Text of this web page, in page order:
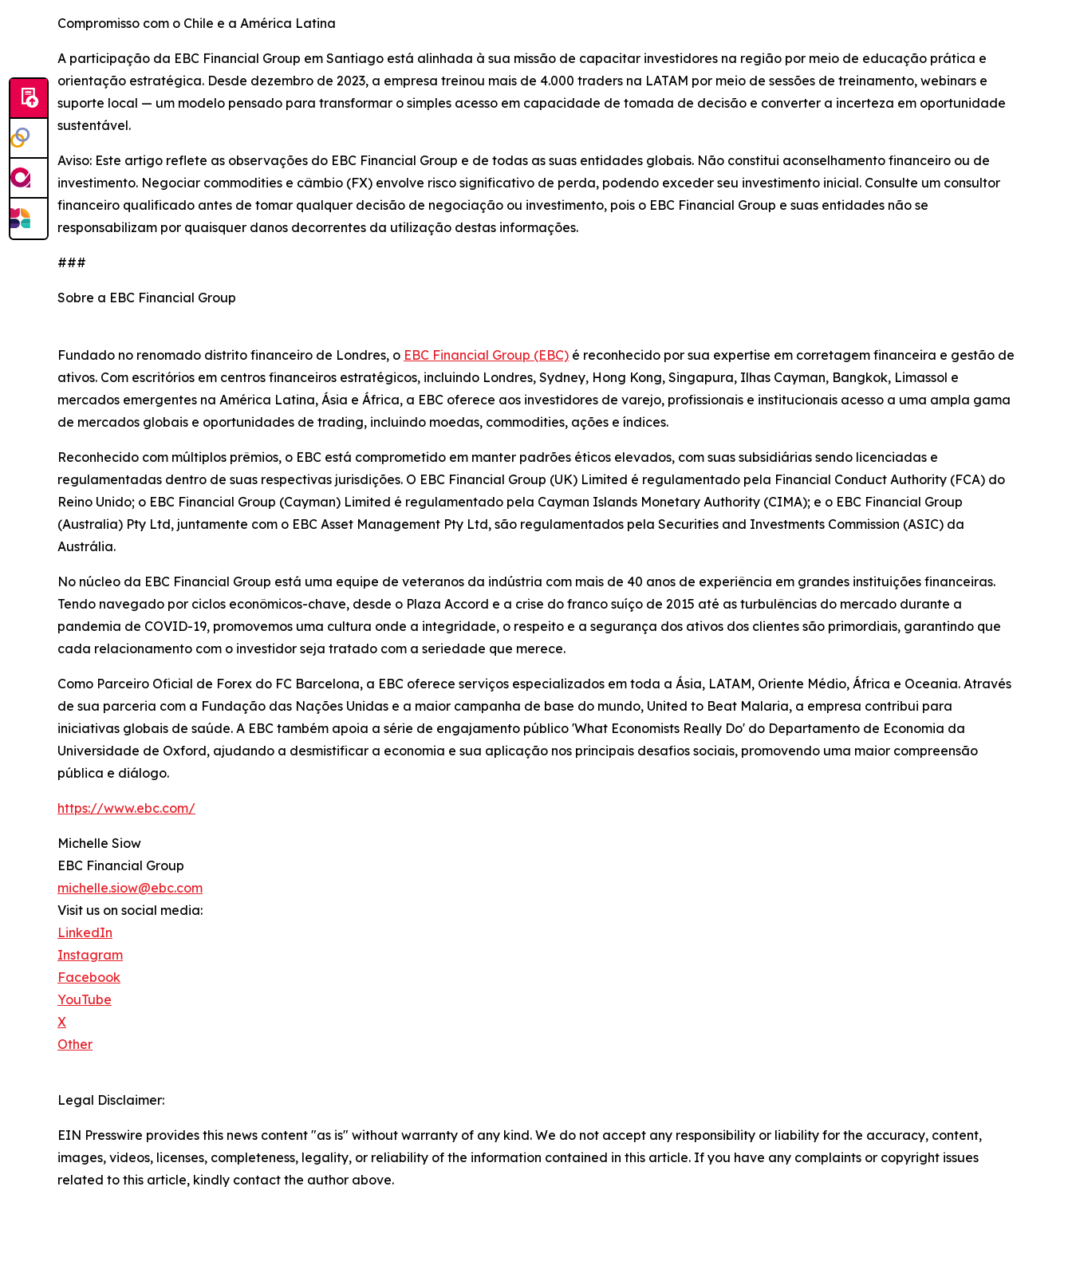
Compromisso com o Chile e a América Latina
A participação da EBC Financial Group em Santiago está alinhada à sua missão de capacitar investidores na região por meio de educação prática e
orientação estratégica. Desde dezembro de 2023, a empresa treinou mais de 4.000 traders na LATAM por meio de sessões de treinamento, webinars e
suporte local — um modelo pensado para transformar o simples acesso em capacidade de tomada de decisão e converter a incerteza em oportunidade
sustentável.
Aviso: Este artigo reflete as observações do EBC Financial Group e de todas as suas entidades globais. Não constitui aconselhamento financeiro ou de
investimento. Negociar commodities e câmbio (FX) envolve risco significativo de perda, podendo exceder seu investimento inicial. Consulte um consultor
financeiro qualificado antes de tomar qualquer decisão de negociação ou investimento, pois o EBC Financial Group e suas entidades não se
responsabilizam por quaisquer danos decorrentes da utilização destas informações.
###
Sobre a EBC Financial Group
Fundado no renomado distrito financeiro de Londres, o EBC Financial Group (EBC) é reconhecido por sua expertise em corretagem financeira e gestão de
ativos. Com escritórios em centros financeiros estratégicos, incluindo Londres, Sydney, Hong Kong, Singapura, Ilhas Cayman, Bangkok, Limassol e
mercados emergentes na América Latina, Ásia e África, a EBC oferece aos investidores de varejo, profissionais e institucionais acesso a uma ampla gama
de mercados globais e oportunidades de trading, incluindo moedas, commodities, ações e índices.
Reconhecido com múltiplos prêmios, o EBC está comprometido em manter padrões éticos elevados, com suas subsidiárias sendo licenciadas e
regulamentadas dentro de suas respectivas jurisdições. O EBC Financial Group (UK) Limited é regulamentado pela Financial Conduct Authority (FCA) do
Reino Unido; o EBC Financial Group (Cayman) Limited é regulamentado pela Cayman Islands Monetary Authority (CIMA); e o EBC Financial Group
(Australia) Pty Ltd, juntamente com o EBC Asset Management Pty Ltd, são regulamentados pela Securities and Investments Commission (ASIC) da
Austrália.
No núcleo da EBC Financial Group está uma equipe de veteranos da indústria com mais de 40 anos de experiência em grandes instituições financeiras.
Tendo navegado por ciclos econômicos-chave, desde o Plaza Accord e a crise do franco suíço de 2015 até as turbulências do mercado durante a
pandemia de COVID-19, promovemos uma cultura onde a integridade, o respeito e a segurança dos ativos dos clientes são primordiais, garantindo que
cada relacionamento com o investidor seja tratado com a seriedade que merece.
Como Parceiro Oficial de Forex do FC Barcelona, a EBC oferece serviços especializados em toda a Ásia, LATAM, Oriente Médio, África e Oceania. Através
de sua parceria com a Fundação das Nações Unidas e a maior campanha de base do mundo, United to Beat Malaria, a empresa contribui para
iniciativas globais de saúde. A EBC também apoia a série de engajamento público 'What Economists Really Do' do Departamento de Economia da
Universidade de Oxford, ajudando a desmistificar a economia e sua aplicação nos principais desafios sociais, promovendo uma maior compreensão
pública e diálogo.
https://www.ebc.com/
Michelle Siow
EBC Financial Group
michelle.siow@ebc.com
Visit us on social media:
LinkedIn
Instagram
Facebook
YouTube
X
Other
Legal Disclaimer:
EIN Presswire provides this news content "as is" without warranty of any kind. We do not accept any responsibility or liability for the accuracy, content,
images, videos, licenses, completeness, legality, or reliability of the information contained in this article. If you have any complaints or copyright issues
related to this article, kindly contact the author above.